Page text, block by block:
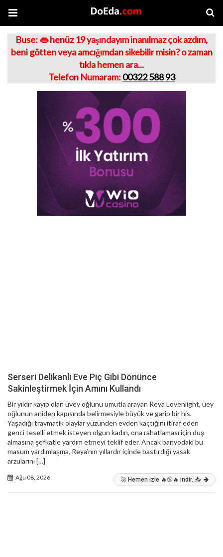
Buse: 👄 henüz 19 yaşındayım inanılmaz çok azdım,
beni götten veya amcığımdan sikebilir misin? o zaman
tıkla hemen ara...
Telefon Numaram: 00322 588 93
Serseri Delikanlı Eve Piç Gibi Dönünce
Sakinleştirmek İçin Amını Kullandı
Bir yıldır kayıp olan üvey oğlunu umutla arayan Reya Lovenlight, üey
oğlunun aniden kapısında belirmesiyle büyük ve garip bir his.
Yaşadığı travmatik olaylar yüzünden evden kaçtığını itiraf eden
genci teselli etmek isteyen olgun kadın, ona rahatlaması için duş
almasına şefkatle yardım etmeyi teklif eder. Ancak banyodaki bu
masum yardımlaşma, Reya’nın yıllardır içinde bastırdığı yasak
arzularını […]
Ağu 08, 2026 🚀 Hemen izle 🔥🔞🔥 indir. 📥